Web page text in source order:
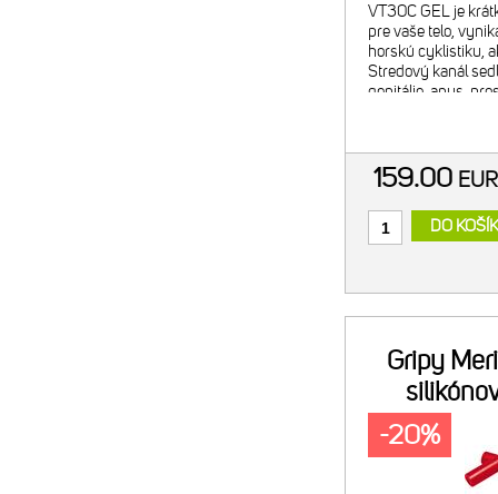
VT30C GEL je
pre vaše telo,
horskú cyklistiku,
Stredový kanál
genitálie, anus,
159.00
DO
Gripy
-20%